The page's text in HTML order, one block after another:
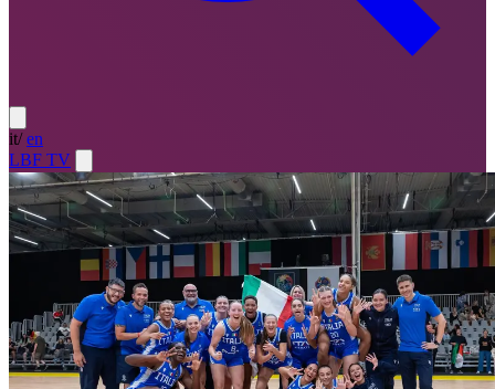
it/ en
LBF TV